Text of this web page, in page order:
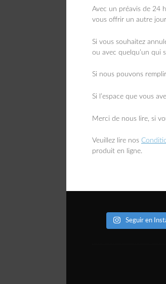
Avec un préavis de 24
vous offrir un autre
Si vous souhaitez
ou avec quelqu’un qui
Si nous pouvons
Si l’espace que vous
Merci de nous lire, si
Veuillez lire nos
produit en ligne.
Seguir en